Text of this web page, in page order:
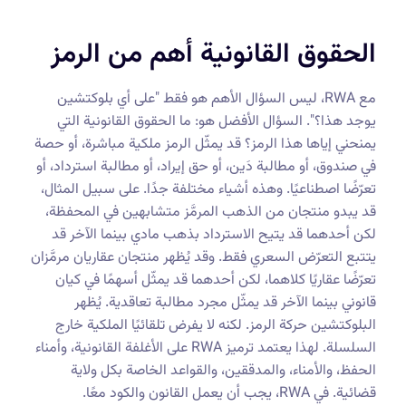
الحقوق القانونية أهم من الرمز
مع RWA، ليس السؤال الأهم هو فقط "على أي بلوكتشين
يوجد هذا؟". السؤال الأفضل هو: ما الحقوق القانونية التي
يمنحني إياها هذا الرمز؟ قد يمثّل الرمز ملكية مباشرة، أو حصة
في صندوق، أو مطالبة دَين، أو حق إيراد، أو مطالبة استرداد، أو
تعرّضًا اصطناعيًا. وهذه أشياء مختلفة جدًا. على سبيل المثال،
قد يبدو منتجان من الذهب المرمَّز متشابهين في المحفظة،
لكن أحدهما قد يتيح الاسترداد بذهب مادي بينما الآخر قد
يتتبع التعرّض السعري فقط. وقد يُظهر منتجان عقاريان مرمَّزان
تعرّضًا عقاريًا كلاهما، لكن أحدهما قد يمثّل أسهمًا في كيان
قانوني بينما الآخر قد يمثّل مجرد مطالبة تعاقدية. يُظهر
البلوكتشين حركة الرمز. لكنه لا يفرض تلقائيًا الملكية خارج
السلسلة. لهذا يعتمد ترميز RWA على الأغلفة القانونية، وأمناء
الحفظ، والأمناء، والمدققين، والقواعد الخاصة بكل ولاية
قضائية. في RWA، يجب أن يعمل القانون والكود معًا.